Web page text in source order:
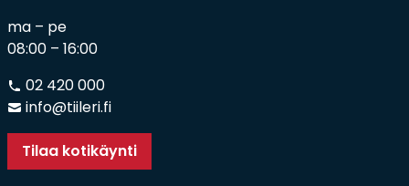
ma – pe
08:00 – 16:00
02 420 000
info@tiileri.fi
Tilaa kotikäynti